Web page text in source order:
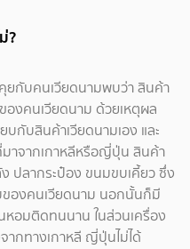
?
กับคนเวียดนามพบว่า สินค้า
งคนเวียดนาม ด้วยเหตุผล
กับสินค้าเวียดนามเอง และ
าจากเกาหลีหรือญี่ปุ่น สินค้า
ปลากระป๋อง ขนมขบเคี้ยว ซึ่ง
ของคนเวียดนาม นอกนั้นก็มี
อมติดทนนาน ในส่วนเครื่อง
กทางเกาหลี ญี่ปุ่นไม่ได้